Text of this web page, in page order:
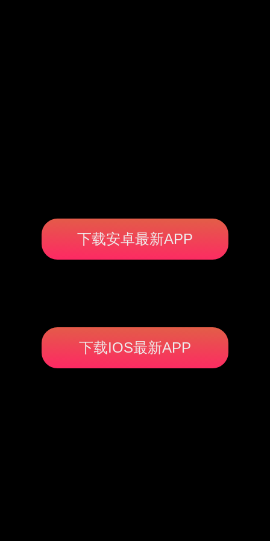
下载安卓最新APP
下载IOS最新APP